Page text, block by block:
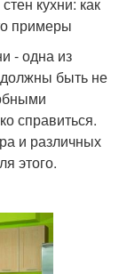
примеры
- одна из
быть не
справиться.
и различных
этого.